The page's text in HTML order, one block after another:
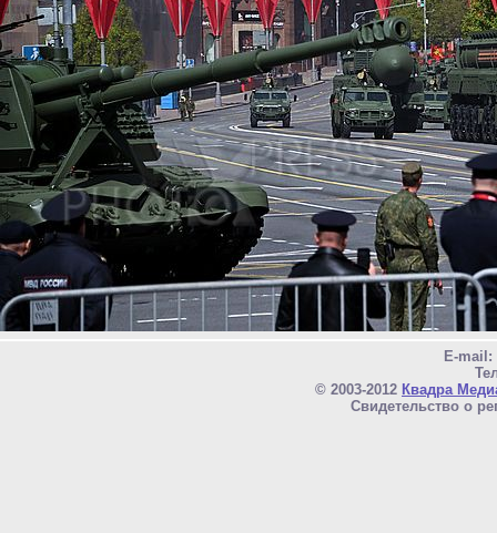
E-mail:
© 2003-2012 Квадра
Свидетельство о